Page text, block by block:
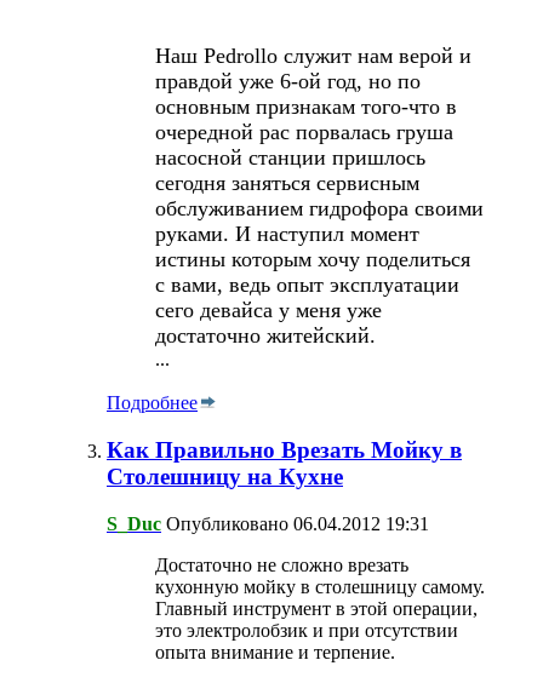
Наш Pedrollo служит нам верой и
правдой уже 6-ой год, но по
основным признакам того-что в
очередной рас порвалась груша
насосной станции пришлось
сегодня заняться сервисным
обслуживанием гидрофора своими
руками. И наступил момент
истины которым хочу поделиться
с вами, ведь опыт эксплуатации
сего девайса у меня уже
достаточно житейский.
...
Подробнее
Как Правильно Врезать Мойку в
Столешницу на Кухне
S_Duc Опубликовано 06.04.2012 19:31
Достаточно не сложно врезать
кухонную мойку в столешницу самому.
Главный инструмент в этой операции,
это электролобзик и при отсутствии
опыта внимание и терпение.